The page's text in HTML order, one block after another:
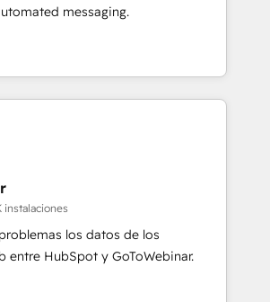
messaging.
instalaciones
los datos de los
entre HubSpot y GoToWebinar.